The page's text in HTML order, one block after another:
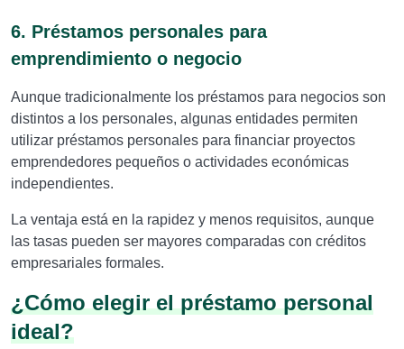
6. Préstamos personales para
emprendimiento o negocio
Aunque tradicionalmente los préstamos para negocios son
distintos a los personales, algunas entidades permiten
utilizar préstamos personales para financiar proyectos
emprendedores pequeños o actividades económicas
independientes.
La ventaja está en la rapidez y menos requisitos, aunque
las tasas pueden ser mayores comparadas con créditos
empresariales formales.
¿Cómo elegir el préstamo personal
ideal?